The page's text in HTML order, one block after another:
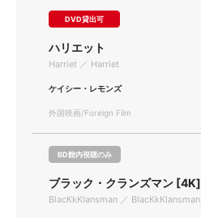
DVD貸出可
ハリエット
Harriet ／ Harriet
ケイシー・レモンズ
外国映画/Foreign Film
BD館内視聴のみ
ブラック・クランズマン [4K]
BlacKkKlansman ／ BlacKkKlansman